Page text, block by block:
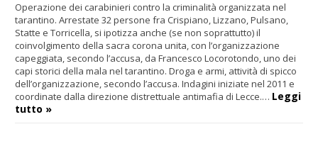
Operazione dei carabinieri contro la criminalità organizzata nel
tarantino. Arrestate 32 persone fra Crispiano, Lizzano, Pulsano,
Statte e Torricella, si ipotizza anche (se non soprattutto) il
coinvolgimento della sacra corona unita, con l’organizzazione
capeggiata, secondo l’accusa, da Francesco Locorotondo, uno dei
capi storici della mala nel tarantino. Droga e armi, attività di spicco
dell’organizzazione, secondo l’accusa. Indagini iniziate nel 2011 e
coordinate dalla direzione distrettuale antimafia di Lecce.… Leggi
tutto »